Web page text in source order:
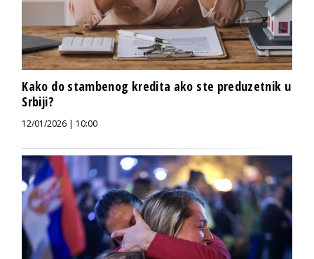
Kako do stambenog kredita ako ste preduzetnik u
Srbiji?
12/01/2026 | 10:00